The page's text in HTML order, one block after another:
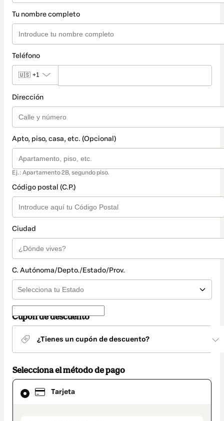
Tu nombre completo
Teléfono
🇺🇸 +1
Dirección
Apto, piso, casa, etc. (Opcional)
Ej.: Apartamento 2B, segundo piso.
Código postal (C.P.)
Ciudad
C. Autónoma/Depto./Estado/Prov.
Cupón de descuento
¿Tienes un cupón de descuento?
Selecciona el método de pago
Tarjeta
El
método